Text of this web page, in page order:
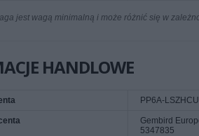
jest wagą minimalną i może różnić się w
HANDLOWE
PP6A-
Gembird
5347835